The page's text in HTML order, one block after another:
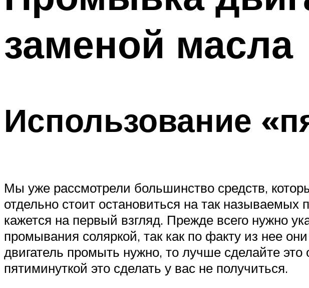
заменой масла
Использование
Мы уже рассмотрели большинство средств,
отдельно стоит остановиться на так называемых
кажется на первый взгляд. Прежде всего нужно
промывания соляркой, так как по факту из нее
двигатель промыть нужно, то лучше сделайте
пятиминуткой это сделать у вас не получиться.